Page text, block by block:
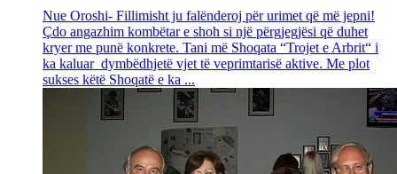
Nue Oroshi- Fillimisht ju falënderoj për urimet që më jepni!
Çdo angazhim kombëtar e shoh si një përgjegjësi që duhet
kryer me punë konkrete. Tani më Shoqata “Trojet e Arbrit“ i
ka kaluar dymbëdhjetë vjet të veprimtarisë aktive. Me plot
sukses këtë Shoqatë e ka ...